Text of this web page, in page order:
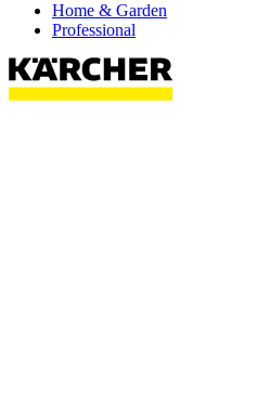
Home & Garden
Professional